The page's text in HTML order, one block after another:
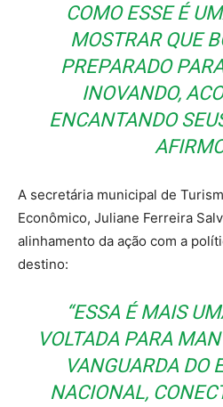
COMO ESSE É
MOSTRAR QUE
PREPARADO
INOVANDO,
ENCANTANDO
A secretária municipal de
Econômico, Juliane Ferreira
alinhamento da ação com a
destino:
“ESSA É MAIS
VOLTADA PARA
VANGUARDA DO
NACIONAL,